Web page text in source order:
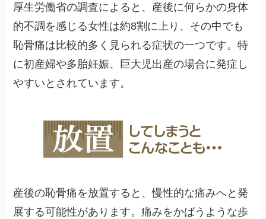
厚生労働省の調査によると、産後に何らかの身体
的不調を感じる女性は約8割に上り、その中でも
恥骨痛は比較的多く見られる症状の一つです。特
に初産婦や多胎妊娠、巨大児出産の場合に発症し
やすいとされています。
産後の恥骨痛を放置すると、慢性的な痛みへと発
展する可能性があります。痛みをかばうような歩